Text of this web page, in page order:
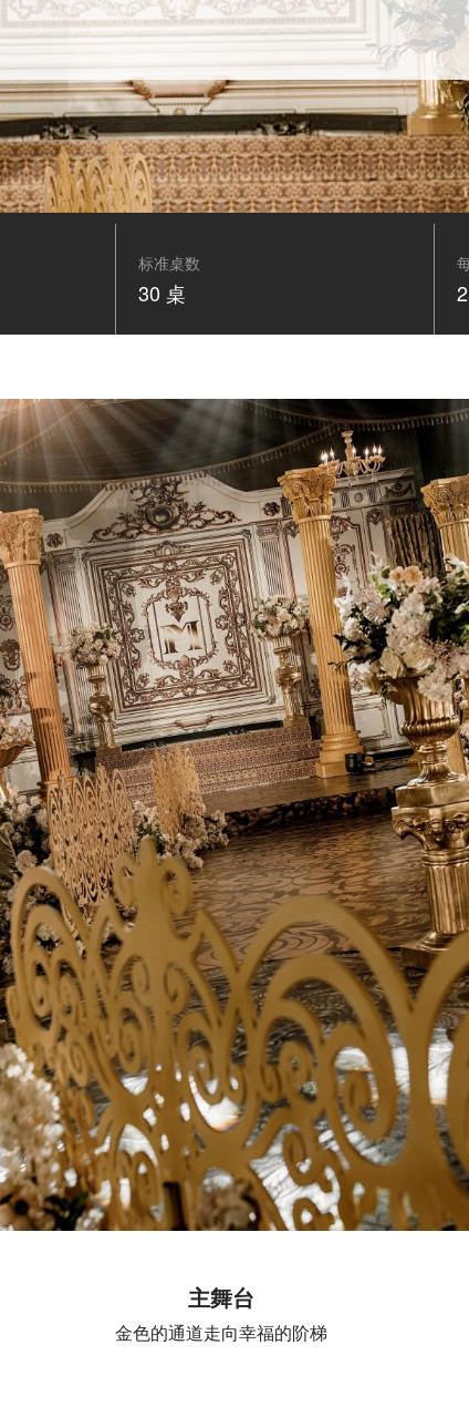
标准桌数
30 桌
主舞台
金色的通道走向幸福的阶梯